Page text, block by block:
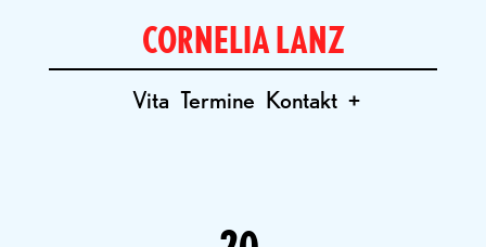
CORNELIA LANZ
Vita Termine Kontakt +